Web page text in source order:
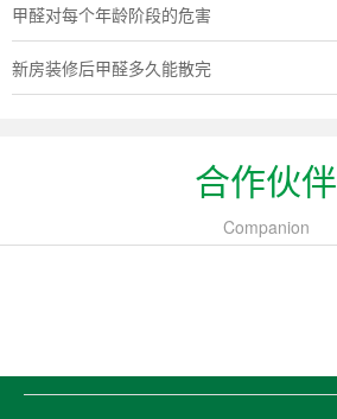
甲醛对每个年龄阶段的危害
新房装修后甲醛多久能散完
合作伙伴
Companion